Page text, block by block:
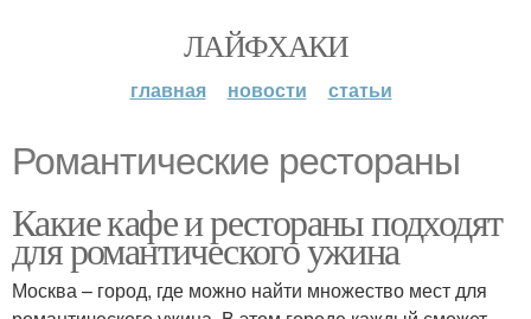
ЛАЙФХАКИ
главная новости статьи
Романтические рестораны
Какие кафе и рестораны подходят
для романтического ужина
Москва – город, где можно найти множество мест для